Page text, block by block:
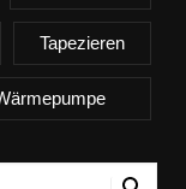
Tapezieren